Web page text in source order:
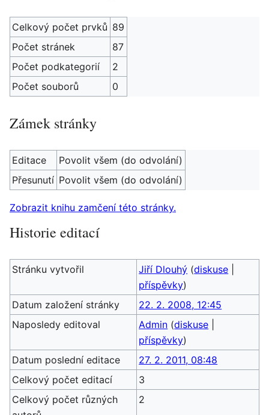
Celkový počet prvků 89
Počet stránek
87
Počet podkategorií
2
Počet souborů
0
Zámek stránky
Editace
Povolit všem (do odvolání)
Přesunutí Povolit všem (do odvolání)
Zobrazit knihu zamčení této stránky.
Historie editací
Stránku vytvořil Jiří Dlouhý (diskuse
příspěvky)
Datum založení stránky
22. 2. 2008, 12:45
Naposledy editoval
Admin (diskuse
příspěvky)
Datum poslední editace
27. 2. 2011, 08:48
Celkový počet editací
3
Celkový počet různých
2